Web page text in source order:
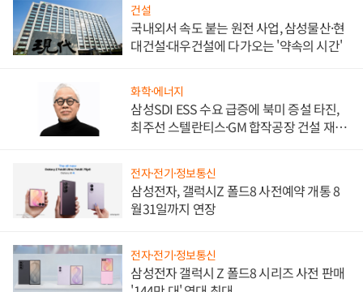
건설
국내외서 속도 붙는 원전 사업, 삼성물산·현
대건설·대우건설에 다가오는 '약속의 시간'
화학·에너지
삼성SDI ESS 수요 급증에 북미 증설 타진,
최주선 스텔란티스·GM 합작공장 건설 재추
전자·전기·정보통신
삼성전자, 갤럭시Z 폴드8 사전예약 개통 8
월31일까지 연장
전자·전기·정보통신
삼성전자 갤럭시 Z 폴드8 시리즈 사전 판매